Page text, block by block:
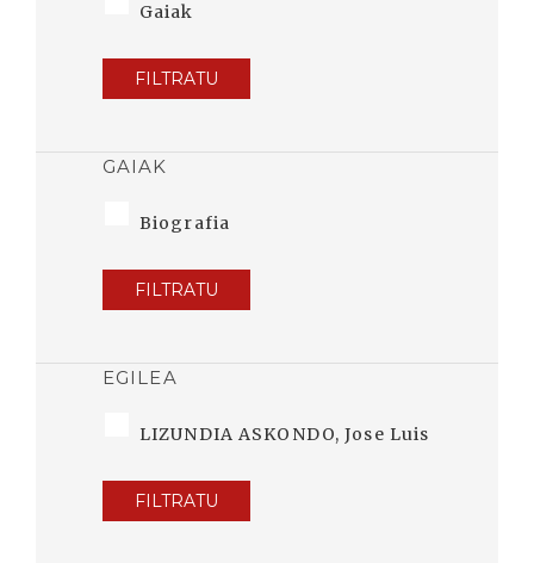
Gaiak
FILTRATU
GAIAK
Biografia
FILTRATU
EGILEA
LIZUNDIA ASKONDO, Jose Luis
FILTRATU